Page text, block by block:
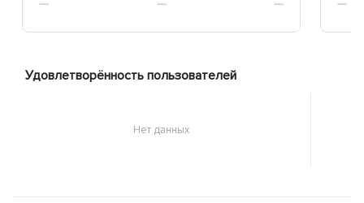
— — — —
Удовлетворённость пользователей
Нет данных